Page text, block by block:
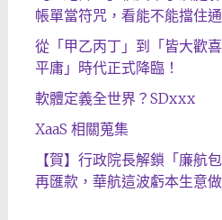
帳單當符咒，看能不能擋住
從「甲乙丙丁」到「皆大歡
平庸」時代正式降臨！
軟體定義全世界？SDxxx
XaaS 相關蒐集
【賀】行政院長解鎖「廉航
再匯款，華航這波虧本生意